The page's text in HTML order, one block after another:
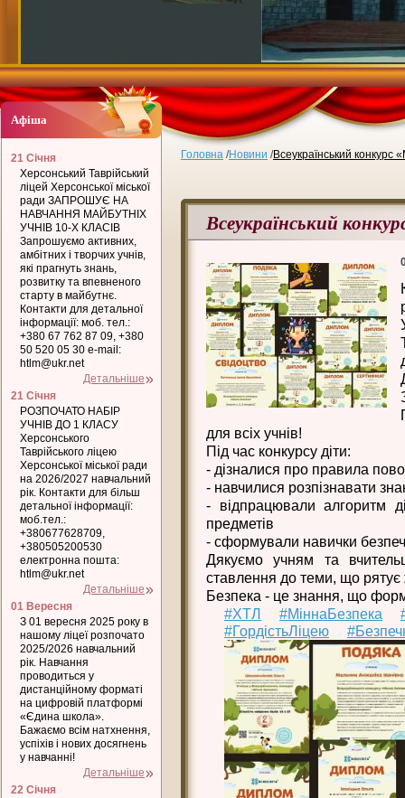
Головна /Новини /Всеукраїнський конкурс
Всеукраїнський
для всіх учнів!
Під час конкурсу діти:
- дізналися про правила
- навчилися розпізнавати
- відпрацювали алгоритм
предметів
- сформували навички
Дякуємо учням та
ставлення до теми, що рятує
Безпека - це знання, що
#ХТЛ
#МіннаБезпека
#ГордістьЛіцею
Афіша
21 Січня
Херсонський Таврійський
ліцей Херсонської міської
ради ЗАПРОШУЄ НА
НАВЧАННЯ МАЙБУТНІХ
УЧНІВ 10-Х КЛАСІВ
Запрошуємо активних,
амбітних і творчих учнів,
які прагнуть знань,
розвитку та впевненого
старту в майбутнє.
Контакти для детальної
інформації: моб. тел.:
+380 67 762 87 09, +380
50 520 05 30 e-mail:
htlm@ukr.net
Детальніше
21 Січня
РОЗПОЧАТО НАБІР
УЧНІВ ДО 1 КЛАСУ
Херсонського
Таврійського ліцею
Херсонської міської ради
на 2026/2027 навчальний
рік. Контакти для більш
детальної інформації:
моб.тел.:
+380677628709,
+380505200530
електронна пошта:
htlm@ukr.net
Детальніше
01 Вересня
З 01 вересня 2025 року в
нашому ліцеї розпочато
2025/2026 навчальний
рік. Навчання
проводиться у
дистанційному форматі
на цифровій платформі
«Єдина школа».
Бажаємо всім натхнення,
успіхів і нових досягнень
у навчанні!
Детальніше
22 Січня